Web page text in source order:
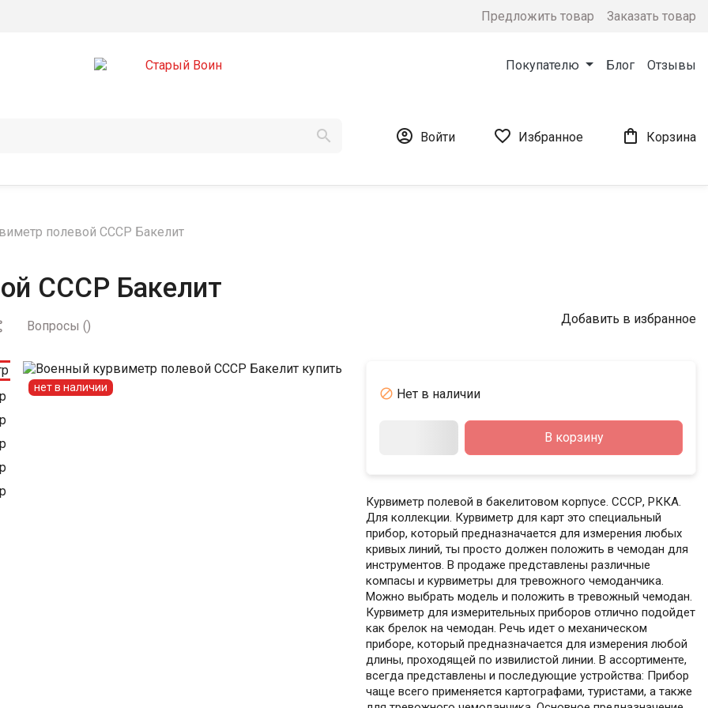
Предложить товар Заказать товар
Покупателю Блог Отзывы
  Войти  Избранное  Корзина
полевой СССР Бакелит
СССР Бакелит
Вопросы () Добавить в избранное
нет в наличии  Нет в наличии
В корзину
Курвиметр полевой в бакелитовом корпусе. СССР, РККА.
Для коллекции. Курвиметр для карт это специальный
прибор, который предназначается для измерения любых
кривых линий, ты просто должен положить в чемодан для
инструментов. В продаже представлены различные
компасы и курвиметры для тревожного чемоданчика.
Можно выбрать модель и положить в тревожный чемодан.
Курвиметр для измерительных приборов отлично подойдет
как брелок на чемодан. Речь идет о механическом
приборе, который предназначается для измерения любой
длины, проходящей по извилистой линии. В ассортименте,
всегда представлены и последующие устройства: Прибор
чаще всего применяется картографами, туристами, а также